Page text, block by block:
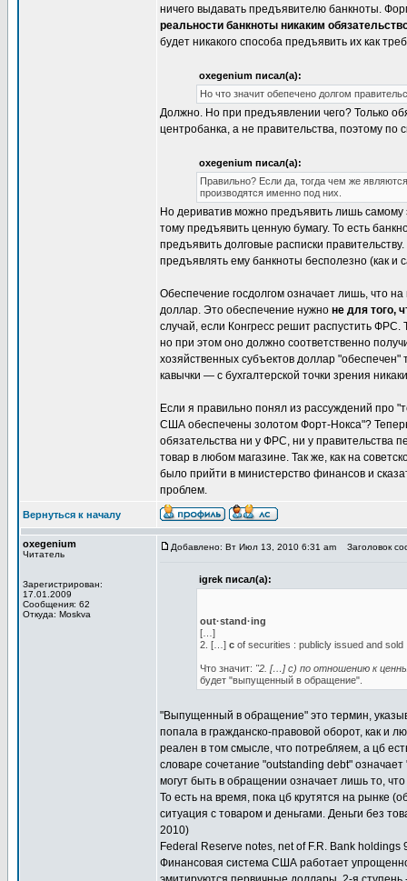
ничего выдавать предъявителю банкноты.
реальности банкноты никаким
будет никакого способа предъявить их как
oxegenium писал(а):
Но что значит обепечено долгом
Должно. Но при предъявлении чего? Только
центробанка, а не правительства, поэтому по
oxegenium писал(а):
Правильно? Если да, тогда чем же
производятся именно под них.
Но дериватив можно предъявить лишь самому
тому предъявить ценную бумагу. То есть
предъявить долговые расписки
предъявлять ему банкноты бесполезно (как и
Обеспечение госдолгом означает лишь, что
доллар. Это обеспечение нужно не для того,
случай, если Конгресс решит распустить ФРС.
но при этом оно должно соответственно
хозяйственных субъектов доллар "обеспечен"
кавычки — с бухгалтерской точки зрения
Если я правильно понял из рассуждений про
США обеспечены золотом Форт-Нокса"? Теперь
обязательства ни у ФРС, ни у правительства
товар в любом магазине. Так же, как на
было прийти в министерство финансов и
проблем.
Вернуться к началу
oxegenium
Читатель
Зарегистрирован:
17.01.2009
Сообщения: 62
Откуда: Moskva
Добавлено: Вт Июл 13, 2010 6:31 am Заголовок
igrek писал(а):
out·stand·ing
[…]
2. […] c of securities : publicly issued and sold
Что значит: "2. […] c) по отношению к
будет "выпущенный в обращение".
"Выпущенный в обращение" это термин,
попала в гражданско-правовой оборот, как и
реален в том смысле, что потребляем, а цб
словаре сочетание "outstanding debt"
могут быть в обращении означает лишь то,
То есть на время, пока цб крутятся на рынке
ситуация с товаром и деньгами. Деньги без
2010)
Federal Reserve notes, net of F.R. Bank holdings
Финансовая система США работает